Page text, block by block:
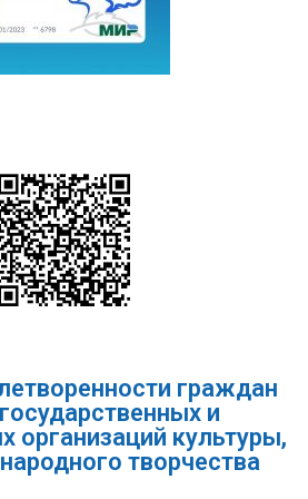
граждан
и
организаций культуры,
творчества